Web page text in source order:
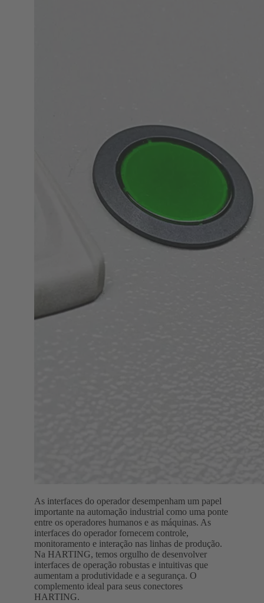
As interfaces do operador desempenham um papel
importante na automação industrial como uma ponte
entre os operadores humanos e as máquinas. As
interfaces do operador fornecem controle,
monitoramento e interação nas linhas de produção.
Na HARTING, temos orgulho de desenvolver
interfaces de operação robustas e intuitivas que
aumentam a produtividade e a segurança. O
complemento ideal para seus conectores
HARTING.